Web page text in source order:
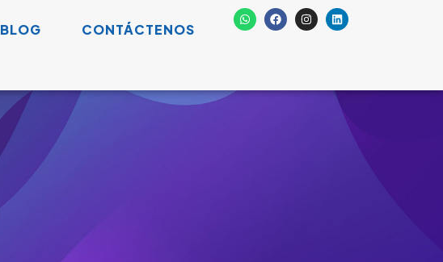
BLOG CONTÁCTENOS